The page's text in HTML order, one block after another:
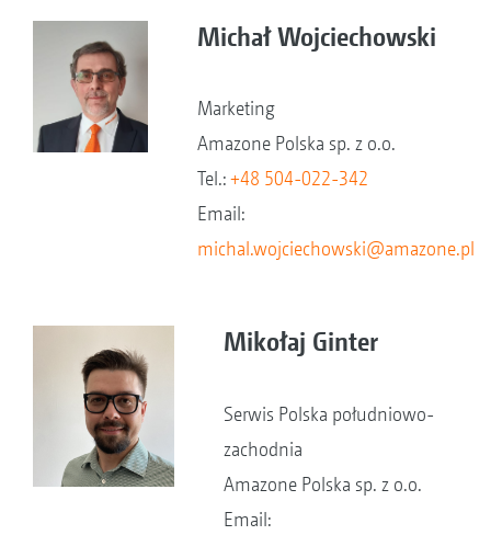
Michał Wojciechowski
Marketing
Amazone Polska sp. z o.o.
Tel.:+48 504-022-342
Email:
michal.wojciechowski@amazone.pl
Mikołaj Ginter
Serwis Polska południowo-
zachodnia
Amazone Polska sp. z o.o.
Email: